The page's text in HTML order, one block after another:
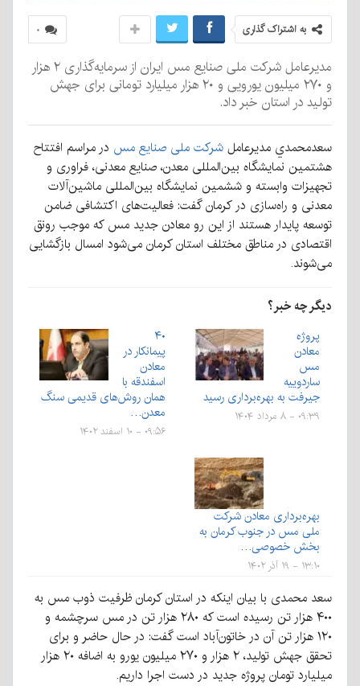
۰ به اشتراک گذاری
مدیرعامل شرکت ملی صنایع مس ایران از سرمایه‌گذاری ۲ هزار
و ۲۷۰ میلیون یورویی و ۲۰ هزار میلیارد تومانی برای جهش
تولید در استان خبر داد.
سعد‌محمدي مدير‌عامل شركت ملی صنایع مس در مراسم افتتاح
هشتمین نمایشگاه بین‌المللی معدن، صنایع معدنی، فراوری و
تجهیزات وابسته و ششمین نمایشگاه بین‌المللی ماشین‌آلات
معدنی و راه‌سازی در کرمان گفت: فعالیت‌های اکتشافی ضامن
توسعه پایدار هستند از این رو معادن جدید مس که موجب رونق
اقتصادی در مناطق مختلف استان کرمان می‌شود امسال بازگشایی
می‌شوند.
دیگر چه خبر؟
پروژه
معادن
مس
ساردوییه
جیرفت به بهره‌برداری رسید
۰۹:۳۹ - ۸ مرداد ۱۴۰۴
۴۰
پیمانکار در
معادن
اسفندقه با
همان روش‌های قدیمی سنگ
معدن…
۰۹:۵۶ - ۱۰ اسفند ۱۴۰۲
بهره‌برداری معادن شرکت
ملی مس در جنوب کرمان به
بخش خصوصی…
۱۳:۱۰ - ۱۹ آذر ۱۴۰۲
سعد محمدی با بیان اینکه در استان کرمان ظرفیت ذوب مس به
۴۰۰ هزار تن رسیده است که ۲۸۰ هزار تن در مس سرچشمه و
۱۲۰ هزار تن آن در خاتون‌آباد است گفت: در حال حاضر و برای
تحقق جهش تولید، ۲ هزار و ۲۷۰ میلیون یورو به اضافه ۲۰ هزار
میلیارد تومان پروژه جدید در دست اجرا داریم.